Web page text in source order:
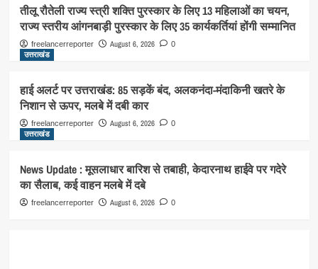
तीलू रौतेली राज्य स्त्री शक्ति पुरस्कार के लिए 13 महिलाओं का चयन,
राज्य स्तरीय आंगनबाड़ी पुरस्कार के लिए 35 कार्यकर्तियां होंगी सम्मानित
freelancerreporter August 6, 2026 0
उत्तराखंड
हाई अलर्ट पर उत्तराखंड: 85 सड़कें बंद, अलकनंदा-मंदाकिनी खतरे के
निशान से ऊपर, मलबे में दबी कार
freelancerreporter August 6, 2026 0
उत्तराखंड
News Update : मूसलाधार बारिश से तबाही, केदारनाथ हाईवे पर गदेरे
का सैलाब, कई वाहन मलबे में दबे
freelancerreporter August 6, 2026 0